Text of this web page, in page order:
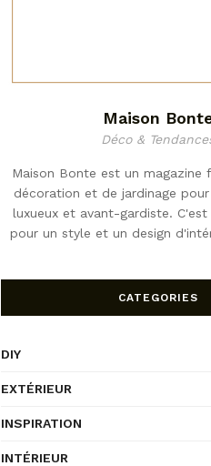
Maison
Déco &
Maison Bonte est un magazine
décoration et de jardinage
luxueux et avant-gardiste.
pour un style et un design
CATEGORIES
DIY
EXTÉRIEUR
INSPIRATION
INTÉRIEUR